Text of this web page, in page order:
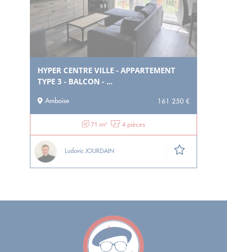
HYPER CENTRE VILLE - APPARTEMENT
TYPE 3 - BALCON - ...
Amboise 161 250 €
71 m² 4 pièces
Ludovic JOURDAIN